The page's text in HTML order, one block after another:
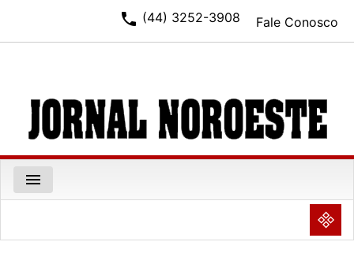
Fale Conosco
phone (44) 3252-3908
menu
NULL